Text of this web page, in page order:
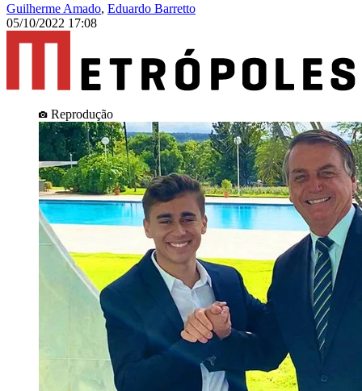
Guilherme Amado, Eduardo Barretto
05/10/2022 17:08
Reprodução